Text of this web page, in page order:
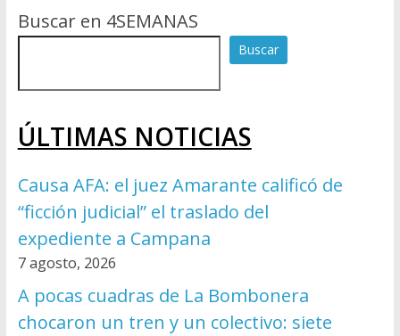
Buscar en 4SEMANAS
Buscar
ÚLTIMAS NOTICIAS
Causa AFA: el juez Amarante calificó de
“ficción judicial” el traslado del
expediente a Campana
7 agosto, 2026
A pocas cuadras de La Bombonera
chocaron un tren y un colectivo: siete